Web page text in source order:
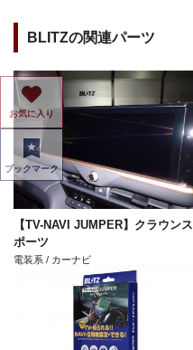
BLITZの関連パーツ
【TV-NAVI JUMPER】クラウンス
ポーツ
電装系 / カーナビ
お気に入り
ブックマーク